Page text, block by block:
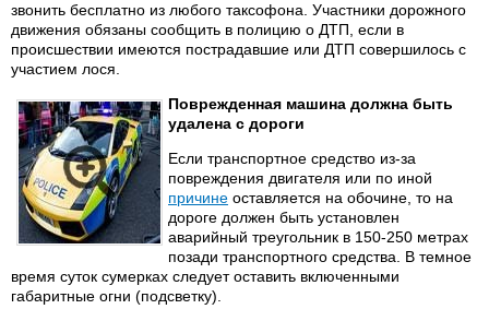
звонить бесплатно из любого таксофона. Участники дорожного
движения обязаны сообщить в полицию о ДТП, если в
происшествии имеются пострадавшие или ДТП совершилось с
участием лося.
Поврежденная машина должна быть
удалена с дороги
Если транспортное средство из-за
повреждения двигателя или по иной
причине оставляется на обочине, то на
дороге должен быть установлен
аварийный треугольник в 150-250 метрах
позади транспортного средства. В темное
время суток сумерках следует оставить включенными
габаритные огни (подсветку).